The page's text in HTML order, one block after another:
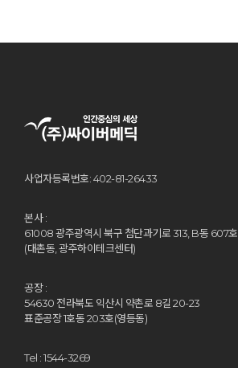
사업자등록번호: 402-81-26433
본사 :
61008 광주광역시 북구 첨단과기로 313, B동 607호
(대촌동, 광주하이테크센터)
공장 :
54630 전라북도 익산시 약촌로 8길 20-23
표준공장 1호동 203호(영등동)
Tel : 1544-3269